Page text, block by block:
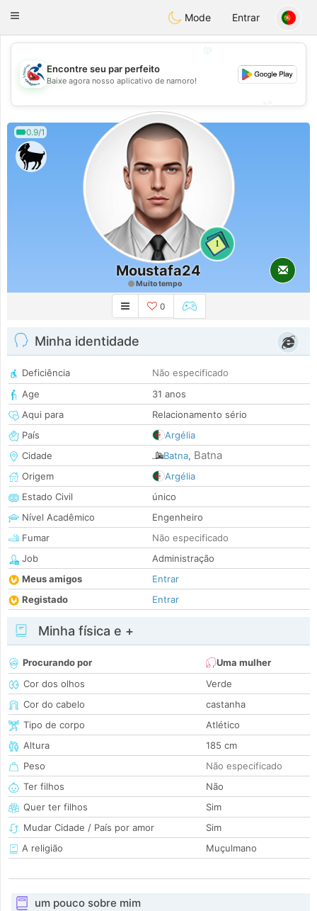
Handi Space
Toggle
Mode Entrar
💖
💕
Encontre seu par perfeito
Baixe agora nosso aplicativo de namoro!
0.9/1
1
Moustafa24
Muito tempo
0
Minha identidade
Deficiência
Não especificado
Age
31 anos
Aqui para
Relacionamento sério
País
Argélia
Cidade
Batna, Batna
Origem
Argélia
Estado Civil
único
Nível Acadêmico
Engenheiro
Fumar
Não especificado
Job
Administração
Meus amigos
Entrar
Registado
Entrar
Minha física e +
Procurando por
Uma mulher
Cor dos olhos
Verde
Cor do cabelo
castanha
Tipo de corpo
Atlético
Altura
185 cm
Peso
Não especificado
Ter filhos
Não
Quer ter filhos
Sim
Mudar Cidade / País por amor
Sim
A religião
Muçulmano
um pouco sobre mim